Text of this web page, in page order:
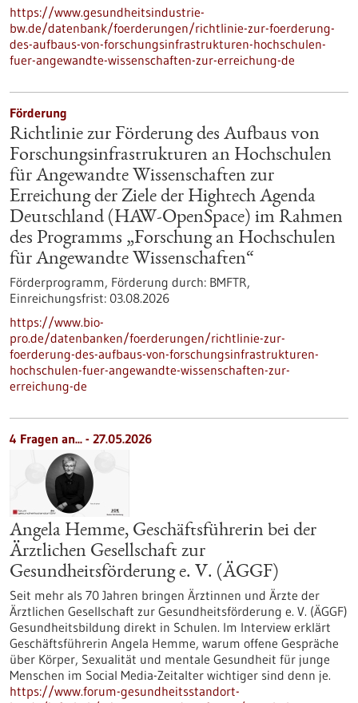
https://www.gesundheitsindustrie-
bw.de/datenbank/foerderungen/richtlinie-zur-foerderung-
des-aufbaus-von-forschungsinfrastrukturen-hochschulen-
fuer-angewandte-wissenschaften-zur-erreichung-de
Förderung
Richtlinie zur Förderung des Aufbaus von
Forschungsinfrastrukturen an Hochschulen
für Angewandte Wissenschaften zur
Erreichung der Ziele der Hightech Agenda
Deutschland (HAW-OpenSpace) im Rahmen
des Programms „Forschung an Hochschulen
für Angewandte Wissenschaften“
Förderprogramm, Förderung durch: BMFTR,
Einreichungsfrist: 03.08.2026
https://www.bio-
pro.de/datenbanken/foerderungen/richtlinie-zur-
foerderung-des-aufbaus-von-forschungsinfrastrukturen-
hochschulen-fuer-angewandte-wissenschaften-zur-
erreichung-de
4 Fragen an... - 27.05.2026
Angela Hemme, Geschäftsführerin bei der
Ärztlichen Gesellschaft zur
Gesundheitsförderung e. V. (ÄGGF)
Seit mehr als 70 Jahren bringen Ärztinnen und Ärzte der
Ärztlichen Gesellschaft zur Gesundheitsförderung e. V. (ÄGGF)
Gesundheitsbildung direkt in Schulen. Im Interview erklärt
Geschäftsführerin Angela Hemme, warum offene Gespräche
über Körper, Sexualität und mentale Gesundheit für junge
Menschen im Social Media-Zeitalter wichtiger sind denn je.
https://www.forum-gesundheitsstandort-